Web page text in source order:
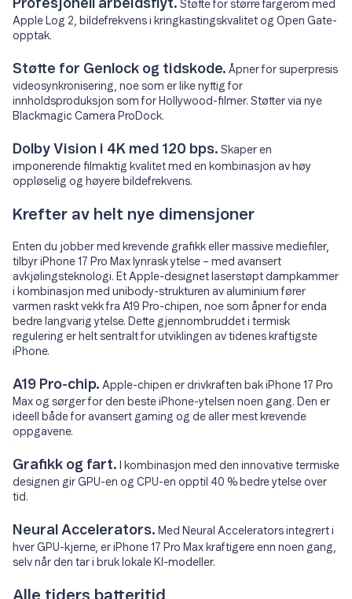
Profesjonell arbeidsflyt. Støtte for større fargerom med
Apple Log 2, bildefrekvens i kringkastingskvalitet og Open Gate-
opptak.
Støtte for Genlock og tidskode. Åpner for superpresis
videosynkronisering, noe som er like nyttig for
innholdsproduksjon som for Hollywood-filmer. Støtter via nye
Blackmagic Camera ProDock.
Dolby Vision i 4K med 120 bps. Skaper en
imponerende filmaktig kvalitet med en kombinasjon av høy
oppløselig og høyere bildefrekvens.
Krefter av helt nye dimensjoner
Enten du jobber med krevende grafikk eller massive mediefiler,
tilbyr iPhone 17 Pro Max lynrask ytelse – med avansert
avkjølingsteknologi. Et Apple-designet laserstøpt dampkammer
i kombinasjon med unibody-strukturen av aluminium fører
varmen raskt vekk fra A19 Pro-chipen, noe som åpner for enda
bedre langvarig ytelse. Dette gjennombruddet i termisk
regulering er helt sentralt for utviklingen av tidenes kraftigste
iPhone.
A19 Pro-chip. Apple-chipen er drivkraften bak iPhone 17 Pro
Max og sørger for den beste iPhone-ytelsen noen gang. Den er
ideell både for avansert gaming og de aller mest krevende
oppgavene.
Grafikk og fart. I kombinasjon med den innovative termiske
designen gir GPU-en og CPU-en opptil 40 % bedre ytelse over
tid.
Neural Accelerators. Med Neural Accelerators integrert i
hver GPU-kjerne, er iPhone 17 Pro Max kraftigere enn noen gang,
selv når den tar i bruk lokale KI-modeller.
Alle tiders batteritid